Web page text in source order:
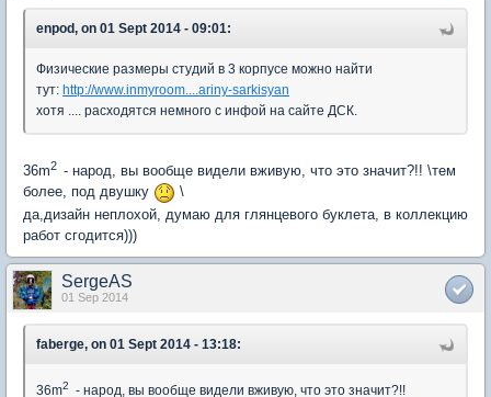
enpod, on 01 Sept 2014 - 09:01:
Физические размеры студий в 3 корпусе можно найти
тут: http://www.inmyroom....ariny-sarkisyan
хотя .... расходятся немного с инфой на сайте ДСК.
36m2 - народ, вы вообще видели вживую, что это значит?!! \тем
более, под двушку
\
да,дизайн неплохой, думаю для глянцевого буклета, в коллекцию
работ сгодится)))
SergeAS
01 Sep 2014
faberge, on 01 Sept 2014 - 13:18:
36m2 - народ, вы вообще видели вживую, что это значит?!!